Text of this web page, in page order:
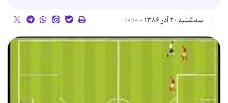
سه‌شنبه ۲۰ آذر ۱۳۸۶ - ۰۰:۰۰